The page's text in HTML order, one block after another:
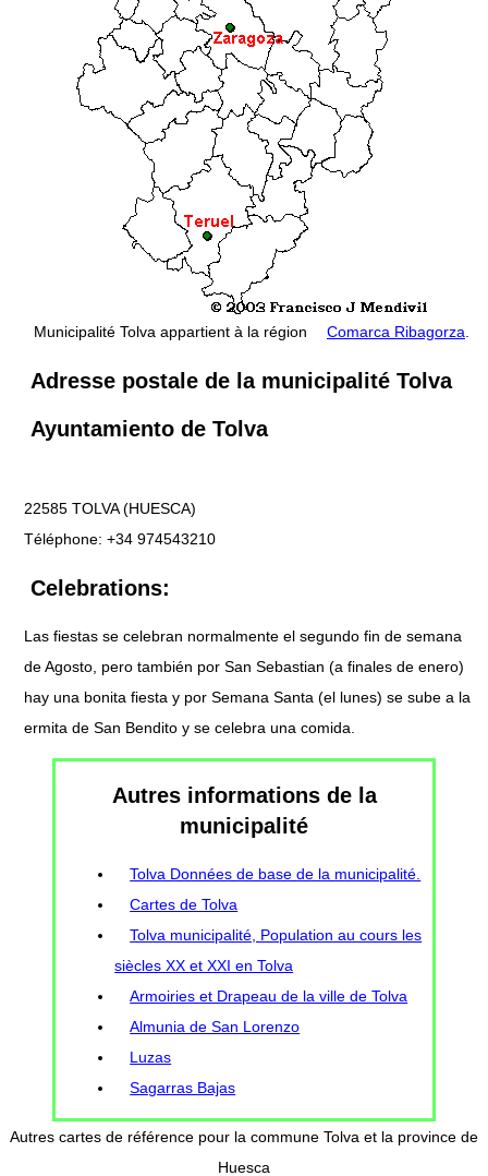
Municipalité Tolva appartient à la région Comarca Ribagorza
Adresse postale de la municipalité Tolva
Ayuntamiento de Tolva
22585 TOLVA (HUESCA)
Téléphone: +34 974543210
Celebrations:
Las fiestas se celebran normalmente el segundo fin de semana
de Agosto, pero también por San Sebastian (a finales de enero)
hay una bonita fiesta y por Semana Santa (el lunes) se sube a la
ermita de San Bendito y se celebra una comida.
Autres informations de la
municipalité
Tolva Données de base de la municipalité.
Cartes de Tolva
Tolva municipalité, Population au cours les
siècles XX et XXI en Tolva
Armoiries et Drapeau de la ville de Tolva
Almunia de San Lorenzo
Luzas
Sagarras Bajas
Autres cartes de référence pour la commune Tolva et la province de
Huesca